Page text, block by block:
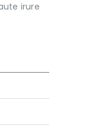
irure